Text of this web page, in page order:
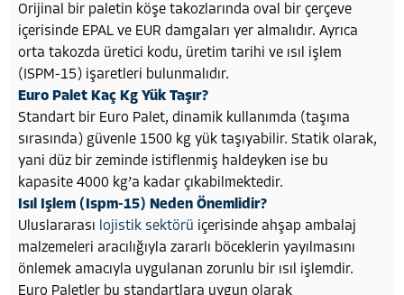
Orijinal bir paletin köşe takozlarında oval bir çerçeve
içerisinde EPAL ve EUR damgaları yer almalıdır. Ayrıca
orta takozda üretici kodu, üretim tarihi ve ısıl işlem
(ISPM-15) işaretleri bulunmalıdır.
Euro Palet Kaç Kg Yük Taşır?
Standart bir Euro Palet, dinamik kullanımda (taşıma
sırasında) güvenle 1500 kg yük taşıyabilir. Statik olarak,
yani düz bir zeminde istiflenmiş haldeyken ise bu
kapasite 4000 kg’a kadar çıkabilmektedir.
Isıl Işlem (Ispm-15) Neden Önemlidir?
Uluslararası lojistik sektörü içerisinde ahşap ambalaj
malzemeleri aracılığıyla zararlı böceklerin yayılmasını
önlemek amacıyla uygulanan zorunlu bir ısıl işlemdir.
Euro Paletler bu standartlara uygun olarak